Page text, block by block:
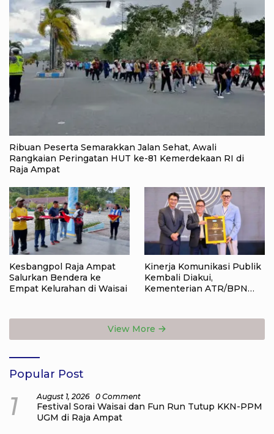
Ribuan Peserta Semarakkan Jalan Sehat, Awali
Rangkaian Peringatan HUT ke-81 Kemerdekaan RI di
Raja Ampat
Kesbangpol Raja Ampat
Salurkan Bendera ke
Empat Kelurahan di Waisai
Kinerja Komunikasi Publik
Kembali Diakui,
Kementerian ATR/BPN
View More
Popular Post
1 August 1, 2026 0 Comment
Festival Sorai Waisai dan Fun Run Tutup KKN-PPM
UGM di Raja Ampat